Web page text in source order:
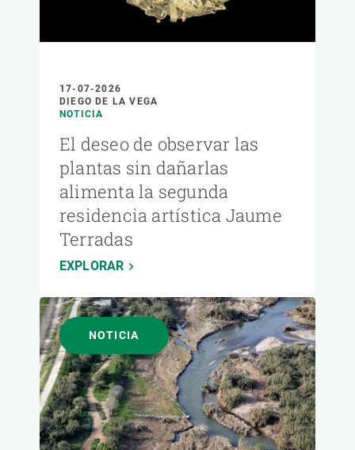
17-07-2026
DIEGO DE LA VEGA
NOTICIA
El deseo de observar las
plantas sin dañarlas
alimenta la segunda
residencia artística Jaume
Terradas
EXPLORAR
NOTICIA